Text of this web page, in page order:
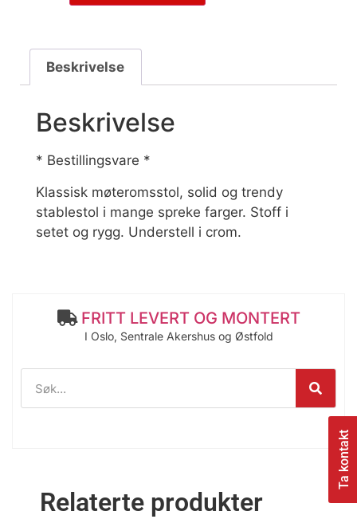
Ta kontakt
Beskrivelse
Beskrivelse
* Bestillingsvare *
Klassisk møteromsstol, solid og trendy
stablestol i mange spreke farger. Stoff i
setet og rygg. Understell i crom.
FRITT LEVERT OG MONTERT
I Oslo, Sentrale Akershus og Østfold
Relaterte produkter